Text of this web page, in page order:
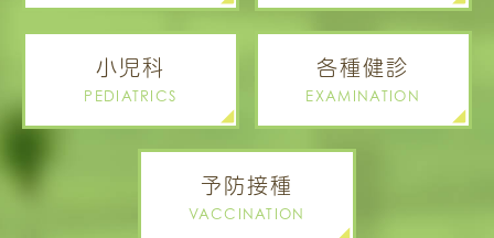
小児科
PEDIATRICS
各種健診
EXAMINATION
予防接種
VACCINATION